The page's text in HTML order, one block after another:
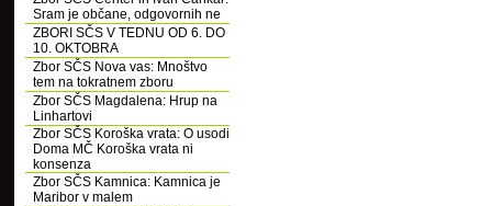
Sram je občane, odgovornih ne
ZBORI SČS V TEDNU OD 6. DO
10. OKTOBRA
Zbor SČS Nova vas: Mnoštvo
tem na tokratnem zboru
Zbor SČS Magdalena: Hrup na
Linhartovi
Zbor SČS Koroška vrata: O usodi
Doma MČ Koroška vrata ni
konsenza
Zbor SČS Kamnica: Kamnica je
Maribor v malem